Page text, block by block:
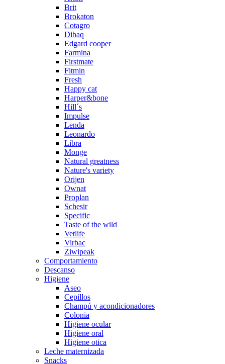
Brit
Brokaton
Cotagro
Dibaq
Edgard cooper
Farmina
Firstmate
Fitmin
Fresh
Happy cat
Harper&bone
Hill´s
Impulse
Lenda
Leonardo
Libra
Monge
Natural greatness
Nature's variety
Orijen
Ownat
Proplan
Schesir
Specific
Taste of the wild
Vetlife
Virbac
Ziwipeak
Comportamiento
Descanso
Higiene
Aseo
Cepillos
Champú y acondicionadores
Colonia
Higiene ocular
Higiene oral
Higiene otica
Leche maternizada
Snacks